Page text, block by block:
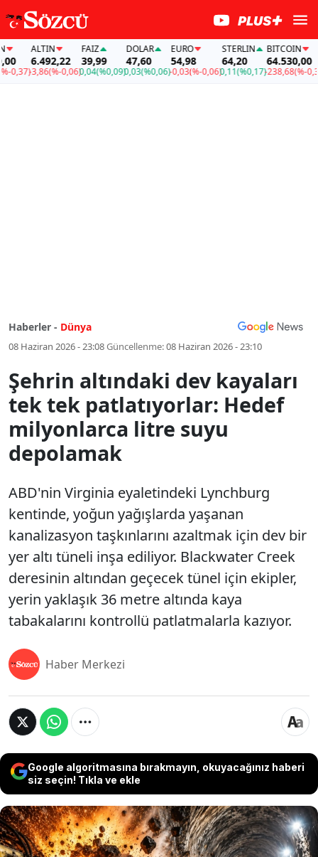
ALTIN
6.492,22
-3,86(%-0,06)
FAİZ
39,99
0,04(%0,09)
DOLAR
47,60
0,03(%0,06)
EURO
54,98
-0,03(%-0,06)
STERLIN
64,20
0,11(%0,17)
BITCOIN
64.530,00
-238,68(%-0,37)-
Haberler - Dünya
08 Haziran 2026 - 23:08Güncellenme:08 Haziran 2026 - 23:10
Şehrin altındaki dev kayaları
tek tek patlatıyorlar: Hedef
milyonlarca litre suyu
depolamak
ABD'nin Virginia eyaletindeki Lynchburg
kentinde, yoğun yağışlarda yaşanan
kanalizasyon taşkınlarını azaltmak için dev bir
yer altı tüneli inşa ediliyor. Blackwater Creek
deresinin altından geçecek tünel için ekipler,
yerin yaklaşık 36 metre altında kaya
tabakalarını kontrollü patlatmalarla kazıyor.
Haber Merkezi
Google algoritmasına bırakmayın, okuyacağınız haberi
siz seçin! Tıkla ve ekle
ABD'nin Virginia eyaletindeki Lynchburg